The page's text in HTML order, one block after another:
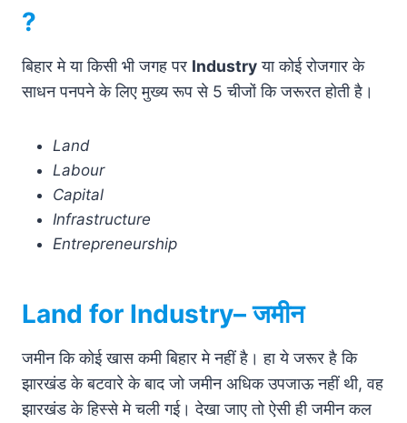
?
बिहार मे या किसी भी जगह पर Industryया कोई रोजगार के
साधन पनपने के लिए मुख्य रूप से 5 चीजों कि जरूरत होती है।
Land
Labour
Capital
Infrastructure
Entrepreneurship
Land for Industry– जमीन
जमीन कि कोई खास कमी बिहार मे नहीं है। हा ये जरूर है कि
झारखंड के बटवारे के बाद जो जमीन अधिक उपजाऊ नहीं थी, वह
झारखंड के हिस्से मे चली गई। देखा जाए तो ऐसी ही जमीन कल